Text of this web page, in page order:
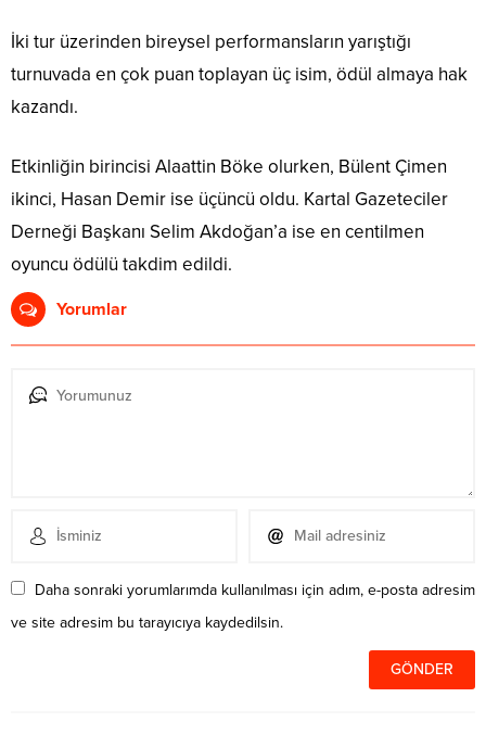
İki tur üzerinden bireysel performansların yarıştığı
turnuvada en çok puan toplayan üç isim, ödül almaya hak
kazandı.
Etkinliğin birincisi Alaattin Böke olurken, Bülent Çimen
ikinci, Hasan Demir ise üçüncü oldu. Kartal Gazeteciler
Derneği Başkanı Selim Akdoğan’a ise en centilmen
oyuncu ödülü takdim edildi.
Yorumlar
Daha sonraki yorumlarımda kullanılması için adım, e-posta adresim
ve site adresim bu tarayıcıya kaydedilsin.